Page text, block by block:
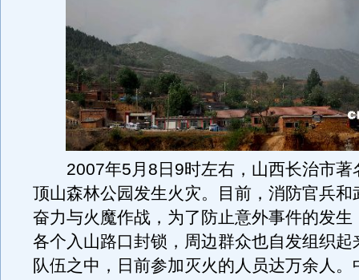
2007年5月8日9时左右，山西长治市著
顶山森林公园发生火灾。目前，消防官兵和
奋力与火魔作战，为了防止意外事件的发生
各个入山路口封锁，周边群众也自发组织起
队伍之中，日前参加灭火的人员达万余人。